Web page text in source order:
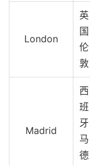
London
英
国
伦
敦
Madrid
西
班
牙
马
德